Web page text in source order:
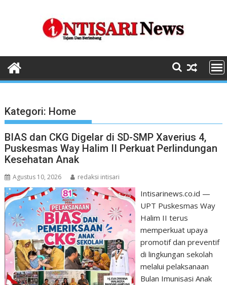
Kategori: Home
BIAS dan CKG Digelar di SD-SMP Xaverius 4,
Puskesmas Way Halim II Perkuat Perlindungan
Kesehatan Anak
Agustus 10, 2026 redaksi intisari
Intisarinews.co.id —
UPT Puskesmas Way
Halim II terus
memperkuat upaya
promotif dan preventif
di lingkungan sekolah
melalui pelaksanaan
Bulan Imunisasi Anak